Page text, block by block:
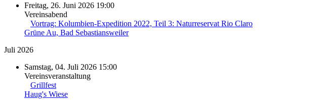
Freitag, 26. Juni 2026 19:00
Vereinsabend
Vortrag: Kolumbien-Expedition 2022, Teil 3: Naturreservat Rio Claro
Grüne Au, Bad Sebastiansweiler
Juli 2026
Samstag, 04. Juli 2026 15:00
Vereinsveranstaltung
Grillfest
Haug's Wiese